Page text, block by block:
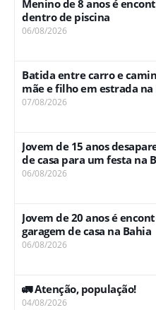
Menino de 8 anos é
dentro de piscina
06/08/2026
Batida entre carro e
mãe e filho em estrada na
07/08/2026
Jovem de 15 anos
de casa para um festa na
06/08/2026
Jovem de 20 anos é
garagem de casa na Bahia
06/08/2026
🚛 Atenção, população!
04/08/2026